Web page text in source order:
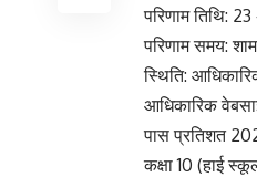
परिणाम तिथि:
परिणाम समय:
स्थिति:
आधिकारिक
पास प्रतिशत
कक्षा 10 (हाई